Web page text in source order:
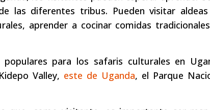
las diferentes tribus. Pueden visitar
aprender a cocinar comidas
para los safaris culturales en
Valley, este de Uganda, el Parque